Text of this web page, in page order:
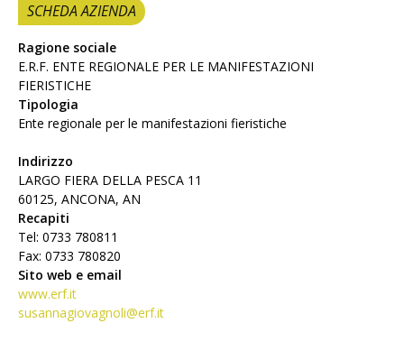
SCHEDA AZIENDA
Ragione sociale
E.R.F. ENTE REGIONALE PER LE MANIFESTAZIONI
FIERISTICHE
Tipologia
Ente regionale per le manifestazioni fieristiche
Indirizzo
LARGO FIERA DELLA PESCA 11
60125, ANCONA, AN
Recapiti
Tel: 0733 780811
Fax: 0733 780820
Sito web e email
www.erf.it
susannagiovagnoli@erf.it